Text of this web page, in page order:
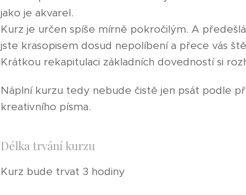
jako je akvarel.
Kurz je určen spíše mírně pokročilým. A
jste krasopisem dosud nepolíbení a přece vás
Krátkou rekapitulaci základních dovedností si
Náplní kurzu tedy nebude čistě jen psát podle
kreativního písma.
Délka trvání kurzu
Kurz bude trvat 3 hodiny